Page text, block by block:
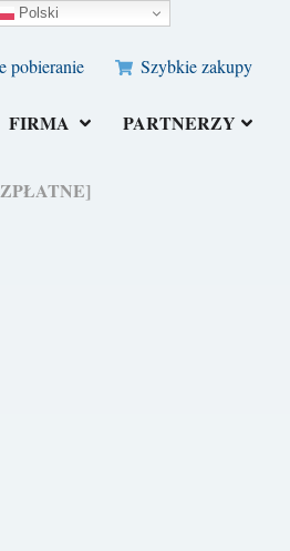
pobieranie Szybkie zakupy
FIRMA PARTNERZY
Polski